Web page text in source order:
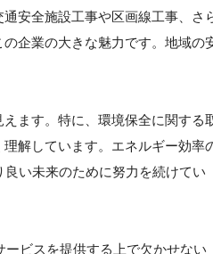
安全施設工事や区画線工事、さ
企業の大きな魅力です。地域の
ます。特に、環境保全に関する
解しています。エネルギー効率
い未来のために努力を続けてい
ビスを提供する上で欠かせない